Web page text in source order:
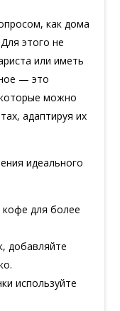
как дома
этого не
или иметь
— это
можно
адаптируя их
идеального
для более
добавляйте
используйте